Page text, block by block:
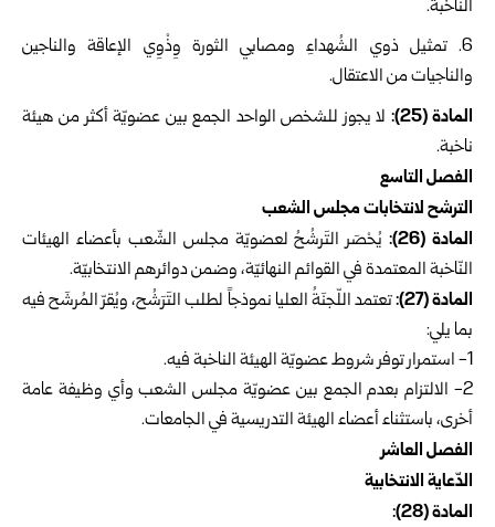
الناخبة.
تمثيل ذوي الشُهداءِ ومصابي الثورة وِذْوِي الإعاقة والناجين
والناجيات من الاعتقال.
المادة (25):
لا يجوز للشخص الواحد الجمع بين عضويّة أكثر من هيئة
ناخبة.
الفصل التاسع
الترشح لانتخابات مجلس الشعب
المادة (26):
يُحْصَر التَرشُحُ لعضويّة مجلس الشّعب بأعضاء الهيئات
النّاخبة المعتمدة في القوائم النهائيّة، وضمن دوائرهم الانتخابيّة.
المادة (27):
تعتمد اللّجنَةُ العليا نموذجاً لطلب التَرَشُح، ويُقرّ المُرشَح فيه
بما يلي:
1-‏ استمرار توفر شروط عضويّة الهيئة الناخبة فيه.
2‏- الالتزام بعدم الجمع بين عضويّة مجلس الشعب وأي وظيفة عامة
أخرى، باستثناء أعضاء الهيئة التدريسية في الجامعات.
‏الفصل العاشر
الدّعاية الانتخابية
‏المادة (28):